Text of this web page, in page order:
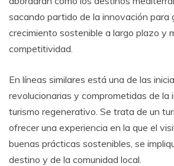
sacando partido de la innovación para
crecimiento sostenible a largo plazo y
competitividad.
En líneas similares está una de las
revolucionarias y comprometidas de la
turismo regenerativo. Se trata de un
ofrecer una experiencia en la que el
buenas prácticas sostenibles, se
destino y de la comunidad local.